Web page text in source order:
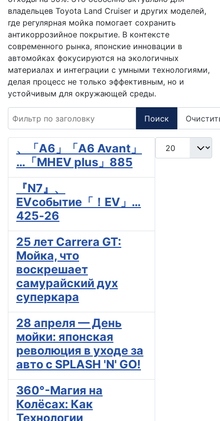
владельцев Toyota Land Cruiser и других моделей,
где регулярная мойка помогает сохранить
антикоррозийное покрытие. В контексте
современного рынка, японские инновации в
автомойках фокусируются на экологичных
материалах и интеграции с умными технологиями,
делая процесс не только эффективным, но и
устойчивым для окружающей среды.
Поиск
Кол-во строк:
、「A6」「A6 Avant」
…「MHEV plus」885
『N7』、
EVсобытие「！EV」…
425‐26
25 лет Carrera GT:
Мойка, что
воскрешает
самурайский дух
суперкара
28 апреля — День
мойки: японская
революция в уходе за
авто с SPLASH 'N' GO!
360°-Магия на
Колёсах: Как
Технологии